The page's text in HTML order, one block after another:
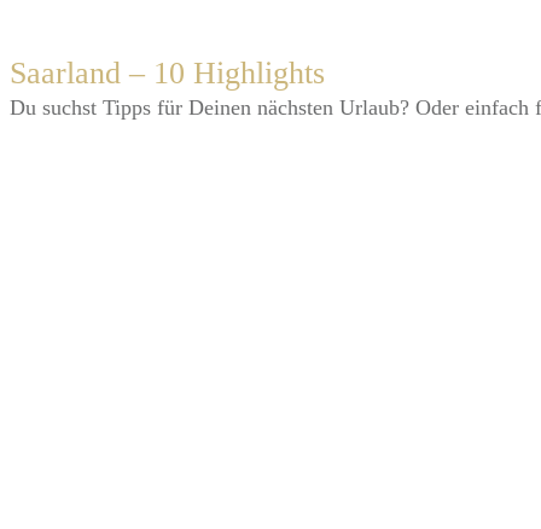
Saarland – 10 Highlights
​Du suchst Tipps für Deinen nächsten Urlaub? Oder